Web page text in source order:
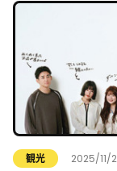
観光 2025/11/